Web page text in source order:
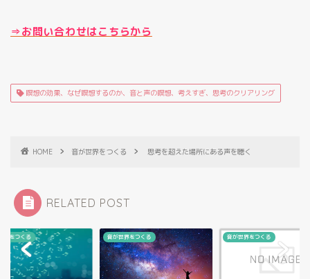
⇒お問い合わせはこちらから
瞑想の効果、なぜ瞑想するのか、音と声の瞑想、考えすぎ、思考のクリアリング
HOME 音が世界をつくる 思考を超えた場所にある声を聴く
RELATED POST
界をつくる 音が世界をつくる 音が世界をつくる